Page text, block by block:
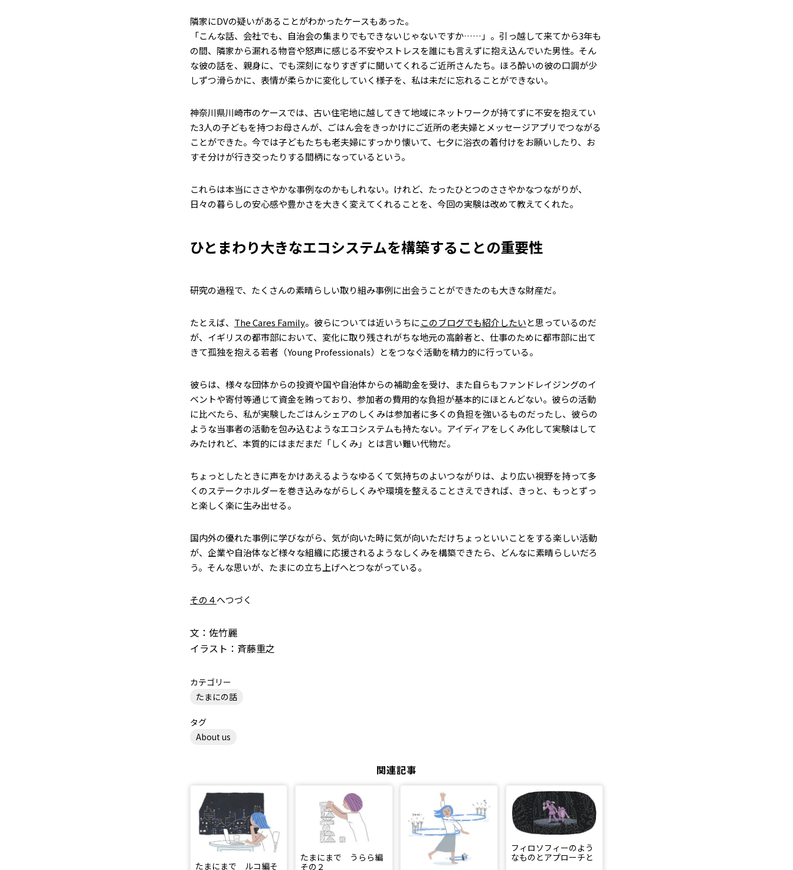
隣家にDVの疑いがあることがわかったケースもあった。
「こんな話、会社でも、自治会の集まりでもできないじゃないですか……」。引っ越して来てから3年も
の間、隣家から漏れる物音や怒声に感じる不安やストレスを誰にも言えずに抱え込んでいた男性。そん
な彼の話を、親身に、でも深刻になりすぎずに聞いてくれるご近所さんたち。ほろ酔いの彼の口調が少
しずつ滑らかに、表情が柔らかに変化していく様子を、私は未だに忘れることができない。
神奈川県川崎市のケースでは、古い住宅地に越してきて地域にネットワークが持てずに不安を抱えてい
た3人の子どもを持つお母さんが、ごはん会をきっかけにご近所の老夫婦とメッセージアプリでつながる
ことができた。今では子どもたちも老夫婦にすっかり懐いて、七夕に浴衣の着付けをお願いしたり、お
すそ分けが行き交ったりする間柄になっているという。
これらは本当にささやかな事例なのかもしれない。けれど、たったひとつのささやかなつながりが、
日々の暮らしの安心感や豊かさを大きく変えてくれることを、今回の実験は改めて教えてくれた。
ひとまわり大きなエコシステムを構築することの重要性
研究の過程で、たくさんの素晴らしい取り組み事例に出会うことができたのも大きな財産だ。
たとえば、 The Cares Family。彼らについては近いうちにこのブログでも紹介したいと思っているのだ
が、イギリスの都市部において、変化に取り残されがちな地元の高齢者と、仕事のために都市部に出て
きて孤独を抱える若者（Young Professionals）とをつなぐ活動を精力的に行っている。
彼らは、様々な団体からの投資や国や自治体からの補助金を受け、また自らもファンドレイジングのイ
ベントや寄付等通じて資金を賄っており、参加者の費用的な負担が基本的にほとんどない。彼らの活動
に比べたら、私が実験したごはんシェアのしくみは参加者に多くの負担を強いるものだったし、彼らの
ような当事者の活動を包み込むようなエコシステムも持たない。アイディアをしくみ化して実験はして
みたけれど、本質的にはまだまだ「しくみ」とは言い難い代物だ。
ちょっとしたときに声をかけあえるようなゆるくて気持ちのよいつながりは、より広い視野を持って多
くのステークホルダーを巻き込みながらしくみや環境を整えることさえできれば、きっと、もっとずっ
と楽しく楽に生み出せる。
国内外の優れた事例に学びながら、気が向いた時に気が向いただけちょっといいことをする楽しい活動
が、企業や自治体など様々な組織に応援されるようなしくみを構築できたら、どんなに素晴らしいだろ
う。そんな思いが、たまにの立ち上げへとつながっている。
その４へつづく
文：佐竹麗
イラスト：斉藤重之
カテゴリー
たまにの話
タグ
About us
関連記事
たまにまで ルコ編そ
たまにまで うらら編
その２
フィロソフィーのよう
なものとアプローチと